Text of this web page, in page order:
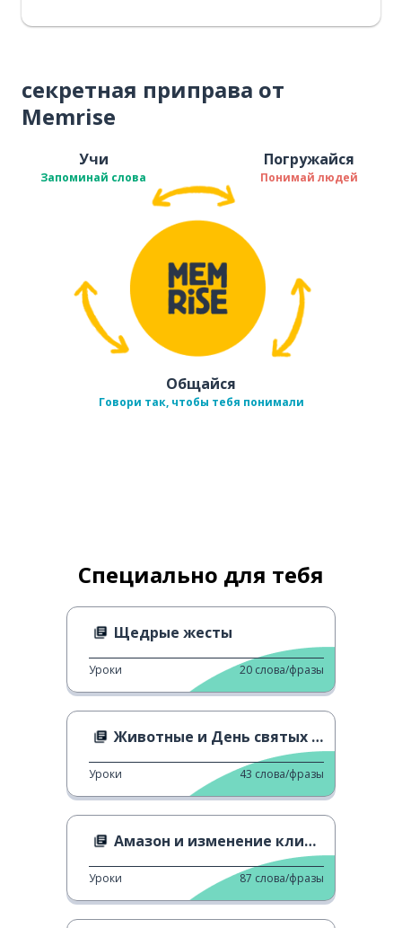
секретная приправа от
Memrise
Учи
Запоминай слова
Погружайся
Понимай людей
Общайся
Говори так, чтобы тебя понимали
Специально для тебя
Щедрые жесты
Уроки 20 слова/фразы
Животные и День святых Невинных Младенцев
Уроки 43 слова/фразы
Амазон и изменение климата
Уроки 87 слова/фразы